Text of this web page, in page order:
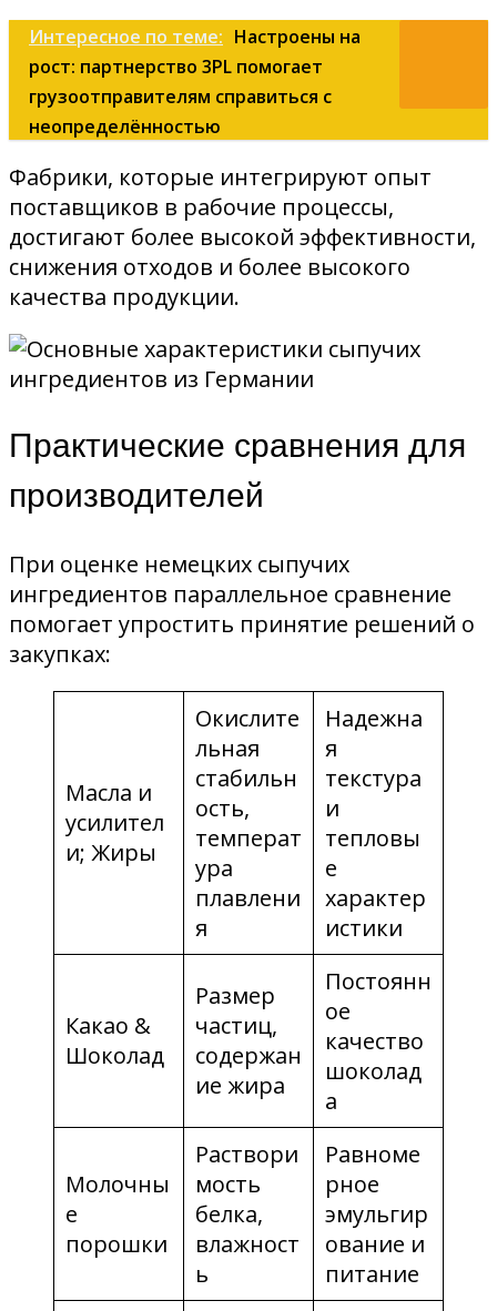
Интересное по теме: Настроены на
рост: партнерство 3PL помогает
грузоотправителям справиться с
неопределённостью
Фабрики, которые интегрируют опыт
поставщиков в рабочие процессы,
достигают более высокой эффективности,
снижения отходов и более высокого
качества продукции.
Практические сравнения для
производителей
При оценке немецких сыпучих
ингредиентов параллельное сравнение
помогает упростить принятие решений о
закупках:
Масла и
усилител
и; Жиры
Окислите
льная
стабильн
ость,
температ
ура
плавлени
я
Надежна
я
текстура
и
тепловы
е
характер
истики
Какао &
Шоколад
Размер
частиц,
содержан
ие жира
Постоянн
ое
качество
шоколад
а
Молочны
е
порошки
Раствори
мость
белка,
влажност
ь
Равноме
рное
эмульгир
ование и
питание